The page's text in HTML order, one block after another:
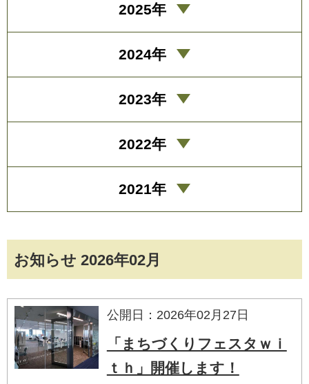
お知らせ 2026年02月
公開日：2026年02月27日
「まちづくりフェスタｗｉ
ｔｈ」開催します！
2025年
2024年
2023年
2022年
2021年